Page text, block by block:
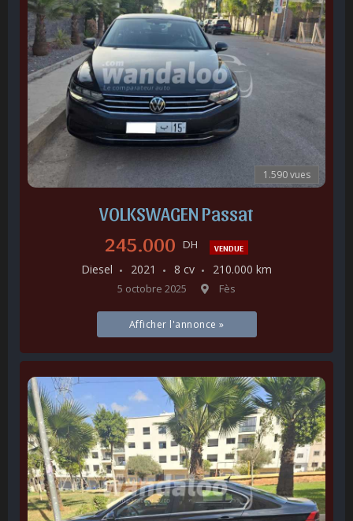
1.590 vues
VOLKSWAGEN Passat
245.000 DH VENDUE
Diesel 2021 8 cv 210.000 km
5 octobre 2025 Fès
Afficher l'annonce »